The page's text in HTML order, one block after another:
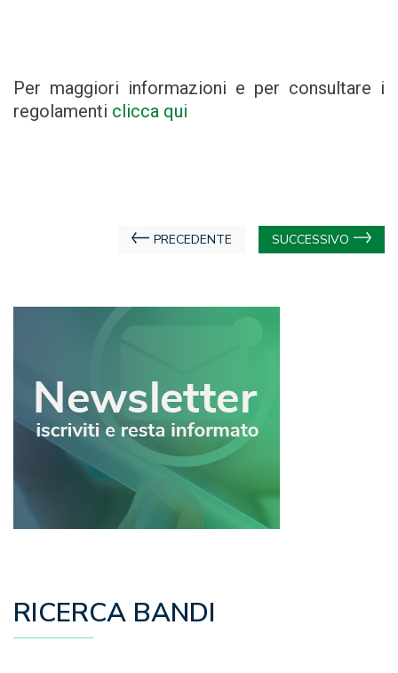
Per maggiori informazioni e per consultare i
regolamenti clicca qui
Navigazione
PRECEDENTE SUCCESSIVO
RICERCA BANDI